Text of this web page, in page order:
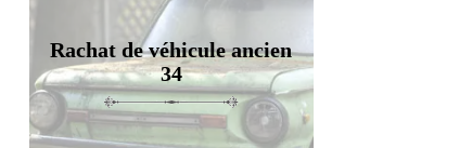
Rachat de véhicule ancien
34